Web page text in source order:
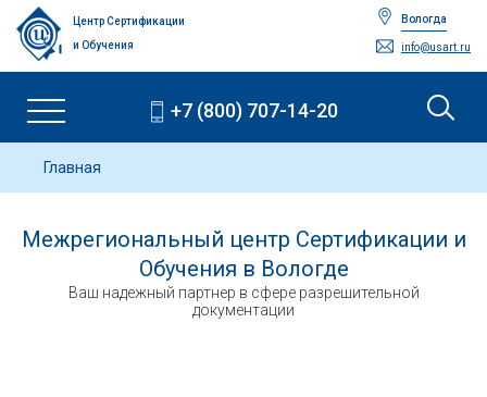
Центр Сертификации
и Обучения
Вологда
info@usart.ru
+7 (800) 707-14-20
Главная
Межрегиональный центр Сертификации и
Обучения в Вологде
Ваш надежный партнер в сфере разрешительной
документации